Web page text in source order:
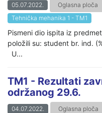
05.07.2022. Oglasna ploča
Tehnička mehanika 1 - TM1
Pismeni dio ispita iz
položili su: student br. ind.
U...
TM1 - Rezultati
održanog 29.6.
04.07.2022. Oglasna ploča